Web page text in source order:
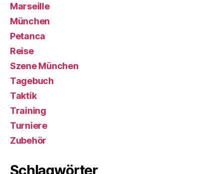
Marseille
München
Petanca
Reise
Szene München
Tagebuch
Taktik
Training
Turniere
Zubehör
Schlagwörter